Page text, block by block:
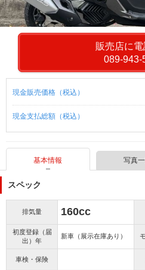
販売店に電
089-943-
現金販売価格（税込）
現金支払総額（税込）
基本情報 写真
スペック
排気量 160cc
初度登録（届
出）年
新車（展示在庫あり）
車検・保険